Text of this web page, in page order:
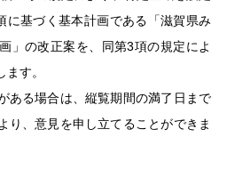
に基づく基本計画である「滋賀県み
」の改正案を、同第3項の規定によ
す。
ある場合は、縦覧期間の満了日まで
り、意見を申し立てることができま